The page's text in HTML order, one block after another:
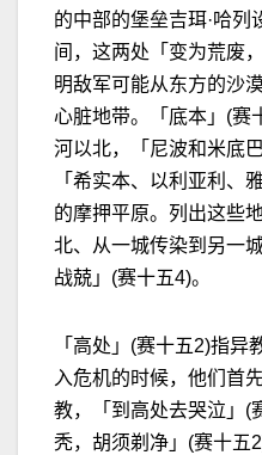
的中部的堡垒吉珥·哈列
间，这两处「变为荒废
明敌军可能从东方的沙
心脏地带。「底本」(赛
河以北，「尼波和米底
「希实本、以利亚利、
的摩押平原。列出这些
北、从一城传染到另一
战兢」(赛十五4)。
「高处」(赛十五2)指异
入危机的时候，他们首
教，「到高处去哭泣」(
秃，胡须剃净」(赛十五